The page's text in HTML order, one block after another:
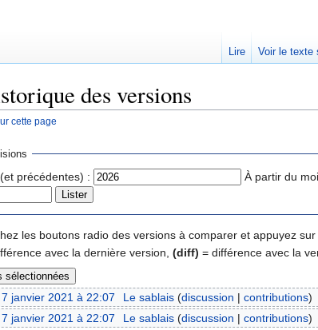
des versions
cette page
précédentes) : À partir du
les boutons radio des versions à comparer et appuyez
avec la dernière version, (diff) = différence avec la
7 janvier 2021 à 22:07 Le sablais (discussion | contributions)
7 janvier 2021 à 22:07 Le sablais (discussion | contributions)
Lire Voir le texte